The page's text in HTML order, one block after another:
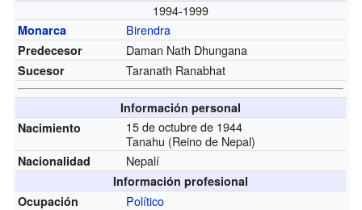
1994-1999
Monarca Birendra
Predecesor Daman Nath Dhungana
Sucesor Taranath Ranabhat
Información personal
Nacimiento
15 de octubre de 1944
Tanahu (Reino de Nepal)
Nacionalidad Nepalí
Información profesional
Ocupación
Político